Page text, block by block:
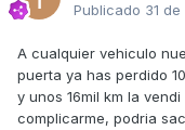
Publicado 31
A cualquier vehiculo
puerta ya has perdido
y unos 16mil km la
complicarme, podria